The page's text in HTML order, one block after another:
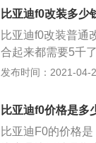
体，为用户们呈现
于比亚迪汉系列
会有一种跑车的超
有质感的前倾式
带去。而在汽车两
有精致的理念融于
将强势气质表达的
比亚迪f0改装多少
比亚迪f0改装普通
合起来都需要5千
型、中型载货汽车
的，载货汽车、挂
的；3、机动车未
机、车身或者车架
发布时间：2021-04-
比亚迪f0价格是多
比亚迪F0的价格